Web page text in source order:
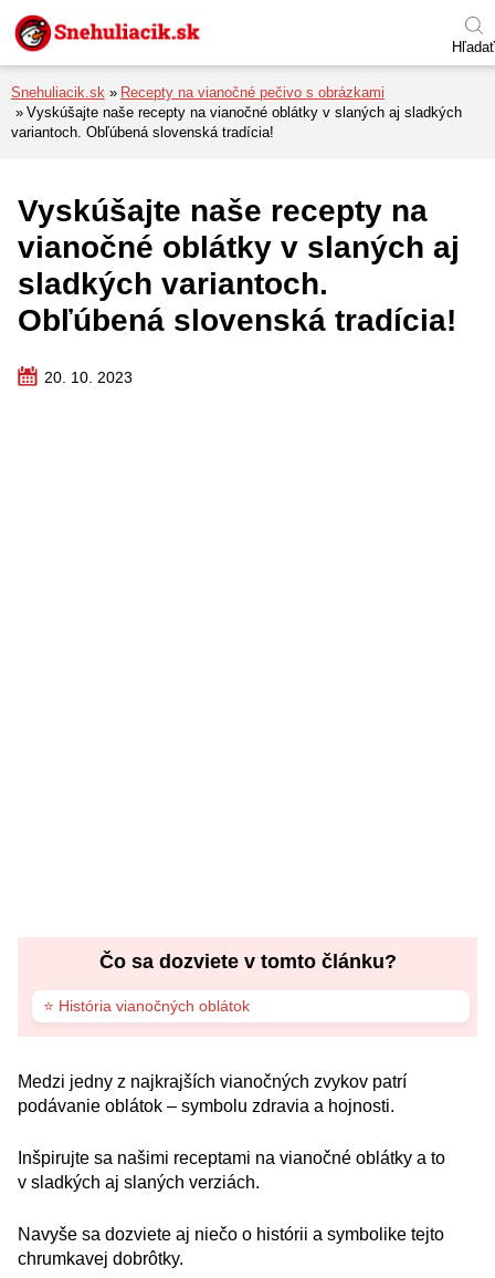
Preskočiť na menu
Preskočiť na obsah
Preskočiť na pätu
Hľadať
Snehuliacik.sk
Recepty na vianočné pečivo s obrázkami
Vyskúšajte naše recepty na vianočné oblátky v slaných aj sladkých
variantoch. Obľúbená slovenská tradícia!
Vyskúšajte naše recepty na
vianočné oblátky v slaných aj
sladkých variantoch.
Obľúbená slovenská tradícia!
20. 10. 2023
Čo sa dozviete v tomto článku?
⭐ História vianočných oblátok
Medzi jedny z najkrajších vianočných zvykov patrí
podávanie oblátok – symbolu zdravia a hojnosti.
Inšpirujte sa našimi receptami na vianočné oblátky a to
v sladkých aj slaných verziách.
Navyše sa dozviete aj niečo o histórii a symbolike tejto
chrumkavej dobrôtky.